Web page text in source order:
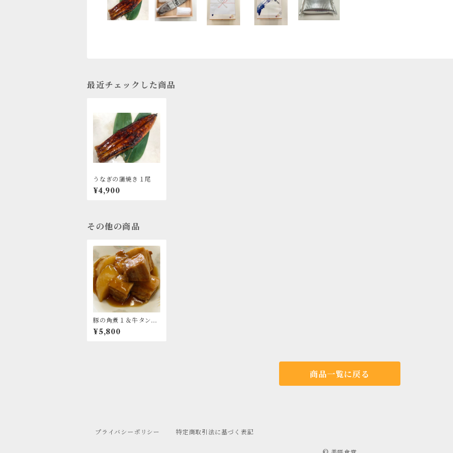
最近チェックした商品
うなぎの蒲焼き１尾
¥4,900
その他の商品
豚の角煮１＆牛タンシ
チュー２ 計３セッ
ト
¥5,800
商品一覧に戻る
プライバシーポリシー 特定商取引法に基づく表記